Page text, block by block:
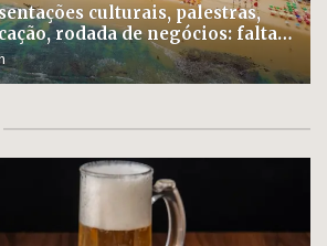
culturais, palestras,
rodada de negócios: falta
o Salão do Turismo